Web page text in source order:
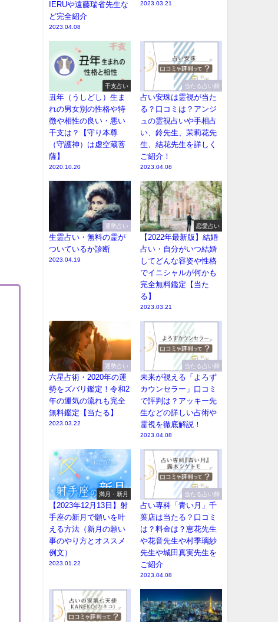
IERUや遠藤瑞省先生な
ど完全紹介
2023.04.08
2023.03.21
干支占い
丑年（うしどし）生ま
れの男女別の性格や特
徴や相性の良い・悪い
干支は？【守り本尊
（守護神）は虚空蔵菩
薩】
2020.10.20
当たる占い師
占い安珠は霊視が当た
る？口コミは？アンジ
ュの霊視占いや手相占
い、鈴先生、茉莉花先
生、結花先生を詳しく
ご紹介！
2023.04.08
運勢占い
生霊占い・無料の霊が
ついているか診断
2023.04.19
恋愛占い
【2022年最新版】結婚
占い・自分がいつ結婚
してどんな容姿や性格
でイニシャルが何かも
完全無料鑑定【当た
る】
2023.03.21
運勢占い
六星占術・2020年の運
勢をズバリ鑑定！令和2
年の運気の流れも完全
無料鑑定【当たる】
2023.03.22
当たる占い師
未来が視える「よろず
カウンセラー」口コミ
で評判は？アッキー先
生などの詳しい占術や
霊視を徹底解説！
2023.04.08
満月・新月
【2023年12月13日】射
手座の新月で願いを叶
える方法（新月の願い
事のやり方とオススメ
例文）
2023.01.22
当たる占い師
占い専科「青い月」千
葉店は当たる？口コミ
は？料金は？恵花先生
や花音先生や村季璃紗
先生や城田真実先生を
ご紹介
2023.04.08